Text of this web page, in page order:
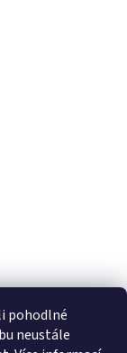
pohodlné
neustále